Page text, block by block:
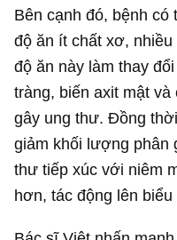
Bên cạnh đó, bệnh
độ ăn ít chất xơ,
độ ăn này làm thay
tràng, biến axit mật
gây ung thư. Đồng
giảm khối lượng phân
thư tiếp xúc với niêm
hơn, tác động lên